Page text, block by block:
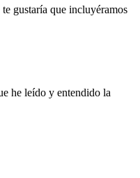
gustaría que incluyéramos
he leído y entendido la